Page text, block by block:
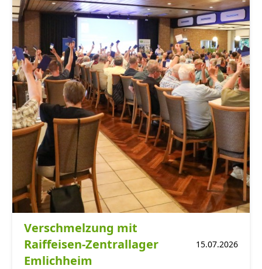
Verschmelzung mit
Raiffeisen-Zentrallager
Emlichheim
15.07.2026